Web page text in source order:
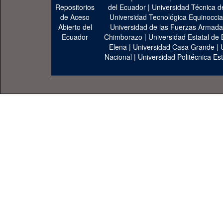
del Ecuador| Universidad Técnica
Universidad Tecnológica
Universidad de las Fuerzas
Chimborazo | Universidad Estatal de
Elena | Universidad Casa Grande |
Nacional | Universidad Politécnica